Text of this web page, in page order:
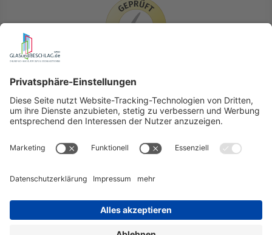
HerstellerBeratungFAQGlossarKontaktNewsletterTEAM
Widerruf